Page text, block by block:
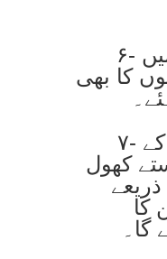
۶- اصلاحات کے نفاذ میں
کا بھی
۷- فاٹا اور افغانستان کے
کھول
کا
گا۔